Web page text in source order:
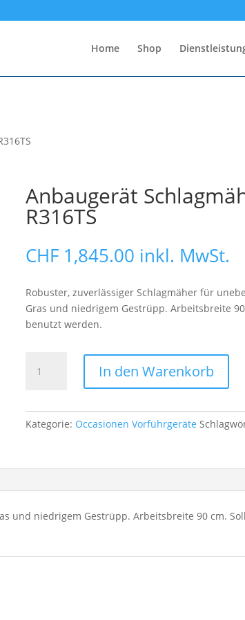
Home Shop
Anbaugerät
R316TS
CHF1,845.00 inkl. MwSt.
Robuster, zuverlässiger Schlagmäher für
Gras und niedrigem Gestrüpp. Arbeitsbreite
benutzt werden.
Schlagmäher
R316TS
In den Warenkorb
Kategorie: Occasionen Vorführgeräte
und niedrigem Gestrüpp. Arbeitsbreite 90 cm.